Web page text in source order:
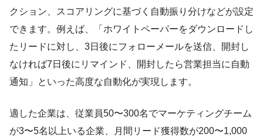
クション、スコアリングに基づく自動振り分けなどが設定
できます。例えば、「ホワイトペーパーをダウンロードし
たリードに対し、3日後にフォローメールを送信、開封し
なければ7日後にリマインド、開封したら営業担当に自動
通知」といった高度な自動化が実現します。
適した企業は、従業員50〜300名でマーケティングチーム
が3〜5名以上いる企業、月間リード獲得数が200〜1,000